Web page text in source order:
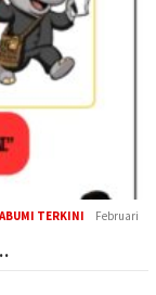
TERKINI
Februari